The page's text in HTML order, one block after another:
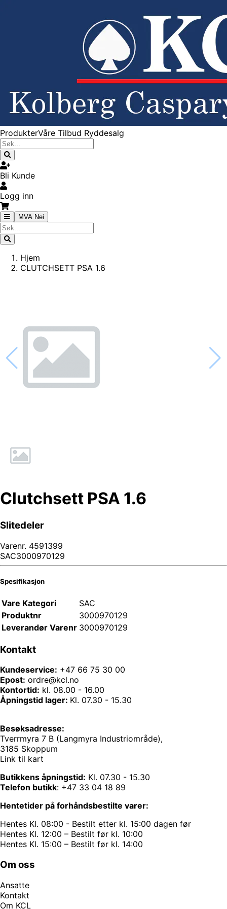
ProdukterVåre Tilbud Ryddesalg
Bli Kunde
Logg inn
MVA Nei
Hjem
CLUTCHSETT PSA 1.6
Clutchsett PSA 1.6
Slitedeler
Varenr. 4591399
SAC3000970129
Spesifikasjon
Vare Kategori
SAC
Produktnr
3000970129
Leverandør Varenr 3000970129
Kontakt
Kundeservice: +47 66 75 30 00
Epost: ordre@kcl.no
Kontortid: kl. 08.00 - 16.00
Åpningstid lager: Kl. 07.30 - 15.30
Besøksadresse:
Tverrmyra 7 B (Langmyra Industriområde),
3185 Skoppum
Link til kart
Butikkens åpningstid: Kl. 07.30 - 15.30
Telefon butikk: +47 33 04 18 89
Hentetider på forhåndsbestilte varer:
Hentes Kl. 08:00 - Bestilt etter kl. 15:00 dagen før
Hentes Kl. 12:00 – Bestilt før kl. 10:00
Hentes Kl. 15:00 – Bestilt før kl. 14:00
Om oss
Ansatte
Kontakt
Om KCL